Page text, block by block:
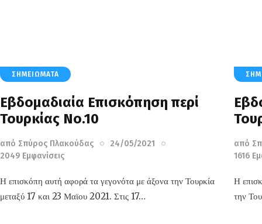
ΣΗΜΕΙΏΜΑΤΑ
Εβδομαδιαία Επισκόπηση περί
Τουρκίας Νο.10
από Σπύρος Πλακούδας
24/05/2021
2049 Εμφανίσεις
Η επισκόπη αυτή αφορά τα γεγονότα με άξονα την Τουρκία
μεταξύ 17 και 23 Μαϊου 2021. Στις 17…
από
1616
Η
την